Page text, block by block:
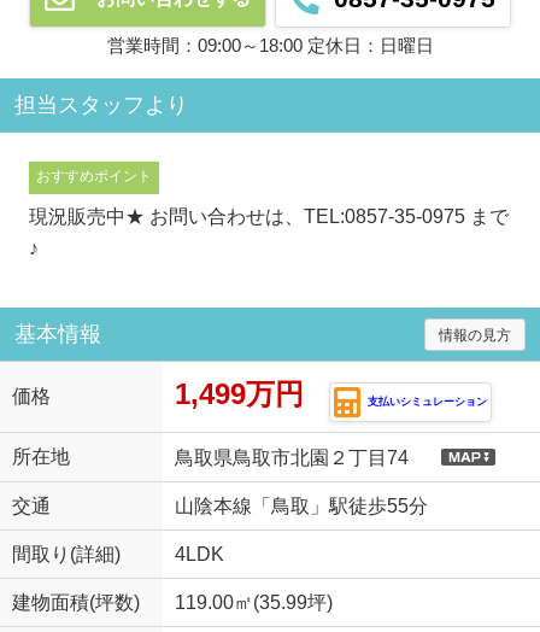
営業時間：09:00～18:00 定休日：日曜日
担当スタッフより
おすすめポイント
現況販売中★ お問い合わせは、TEL:0857-35-0975 まで
♪
基本情報 情報の見方
価格 1,499万円 支払いシミュレーション
所在地 鳥取県鳥取市北園２丁目74
交通 山陰本線「鳥取」駅徒歩55分
間取り(詳細) 4LDK
建物面積(坪数) 119.00㎡(35.99坪)